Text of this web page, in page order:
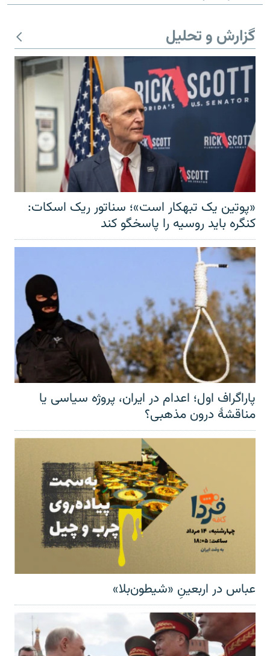
گزارش و تحلیل
«پوتین یک تبهکار است»؛ سناتور ریک اسکات:
کنگره باید روسیه را پاسخگو کند
پاراگراف اول؛ اعدام در ایران، پروژه سیاسی یا
مناقشهٔ درون مذهبی؟
عباس در اربعینِ «شیطون‌بلا»